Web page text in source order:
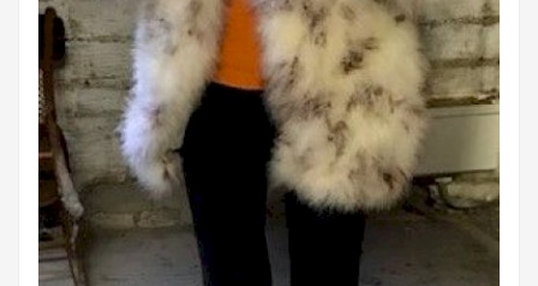
Cerca
Casalecchio
di
Reno